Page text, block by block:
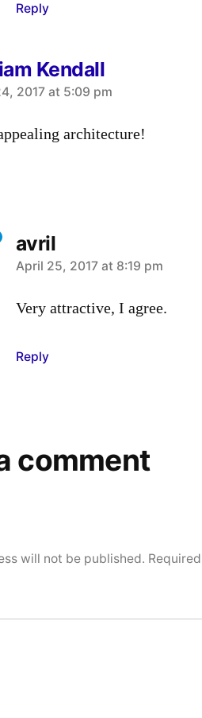
Reply
Kendall
2017 at 5:09 pm
architecture!
avril
says:
April 25, 2017 at 8:19 pm
Very attractive, I agree.
Reply
comment
will not be published.